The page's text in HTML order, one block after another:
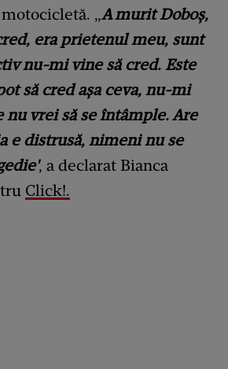
„A murit Doboș,
era prietenul meu, sunt
nu-mi vine să cred. Este
să cred așa ceva, nu-mi
nu vrei să se întâmple. Are
e distrusă, nimeni nu se
, a declarat Bianca
Click!.